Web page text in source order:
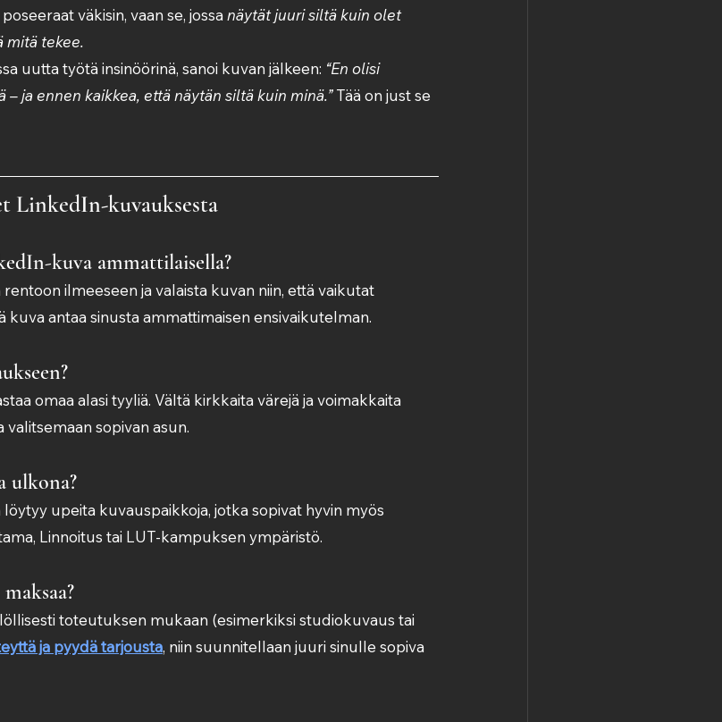
väkisin, vaan se, jossa näytät juuri siltä kuin olet
mitä tekee.
uutta työtä insinöörinä, sanoi kuvan jälkeen: “En olisi
ja ennen kaikkea, että näytän siltä kuin minä.” Tää on just se
LinkedIn-kuvauksesta
kuva ammattilaisella?
ilmeeseen ja valaista kuvan niin, että vaikutat
kuva antaa sinusta ammattimaisen ensivaikutelman.
omaa alasi tyyliä. Vältä kirkkaita värejä ja voimakkaita
valitsemaan sopivan asun.
ulkona?
upeita kuvauspaikkoja, jotka sopivat hyvin myös
Linnoitus tai LUT-kampuksen ympäristö.
toteutuksen mukaan (esimerkiksi studiokuvaus tai
ja pyydä tarjousta, niin suunnitellaan juuri sinulle sopiva